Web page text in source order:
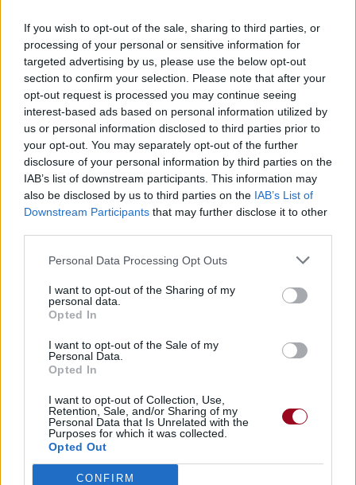
If you wish to opt-out of the sale, sharing to third parties, or
processing of your personal or sensitive information for
targeted advertising by us, please use the below opt-out
section to confirm your selection. Please note that after your
opt-out request is processed you may continue seeing
interest-based ads based on personal information utilized by
us or personal information disclosed to third parties prior to
your opt-out. You may separately opt-out of the further
disclosure of your personal information by third parties on the
IAB’s list of downstream participants. This information may
also be disclosed by us to third parties on the IAB’s List of
Downstream Participants that may further disclose it to other
Personal Data Processing Opt Outs
I want to opt-out of the Sharing of my
personal data.
Opted In
I want to opt-out of the Sale of my
Personal Data.
Opted In
I want to opt-out of Collection, Use,
Retention, Sale, and/or Sharing of my
Personal Data that Is Unrelated with the
Purposes for which it was collected.
Opted Out
CONFIRM